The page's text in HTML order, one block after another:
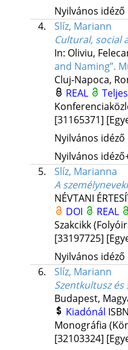
Nyilvános idéző
4.
Slíz, Mariann
Cultural, social
In: Oliviu,
and Naming”.
Cluj-Napoca,
REAL
[31165371]
Nyilvános idéző
Nyilvános
5.
Slíz, Marianna
A
NÉVTANI
DOI
REAL
Szakcikk
[33197725]
Nyilvános idéző
6.
Slíz, Mariann
Szentkultusz
Budapest,
Kiadónál
Monográfia
[32103324]